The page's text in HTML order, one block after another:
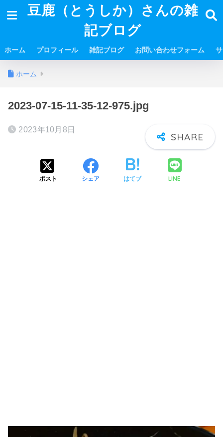
豆鹿（とうしか）さんの雑
記ブログ
ホーム プロフィール 雑記ブログ お問い合わせフォーム
ホーム
2023-07-15-11-35-12-975.jpg
2023年10月8日
ポスト シェア はてブ LINE